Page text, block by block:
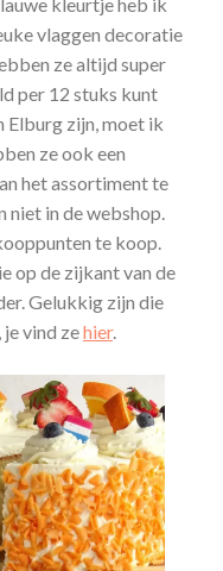
vlaggen decoratie
ze altijd super
per 12 stuks kunt
Elburg zijn, moet ik
ze ook een
het assortiment te
niet in de webshop.
te koop.
op de zijkant van de
Gelukkig zijn die
vind zehier.